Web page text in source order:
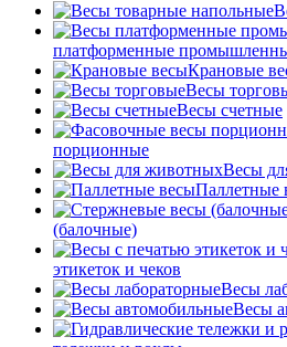
платформенные
Крановые
Весы
Весы счетные
порционные
Весы
Паллетные
(балочные)
этикеток и чеков
Весы
Весы